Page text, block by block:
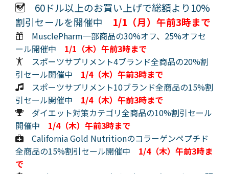
60ドル以上のお買い上げで総額より10%
割引セールを開催中
1/1（月）午前3時まで
MusclePharm一部商品の30%オフ、 25%オフセ
ール開催中
1/1 （木）午前3時まで
スポーツサプリメント4ブランド全商品の20%割
引セール開催中
1/4（木）午前3時まで
スポーツサプリメント10ブランド全商品の15%割
引セール開催中
1/4（木）午前3時まで
ダイエット対策カテゴリ全商品の10%割引セール
開催中
1/4（木）午前3時まで
California Gold Nutritionのコラーゲンペプチド
全商品の15%割引セール開催中
1/4（木）午前3時ま
で